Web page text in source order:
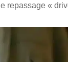
repassage «